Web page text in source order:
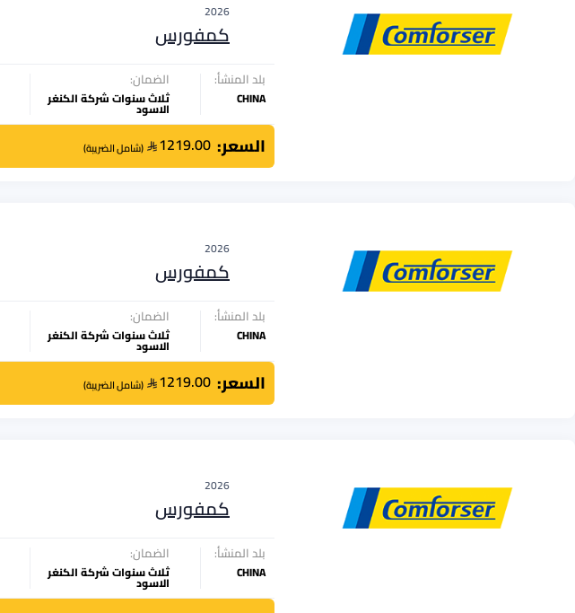
2026
كمفورس
بلد المنشأ:
CHINA
الضمان:
ثلاث سنوات شركة الكنغر
الاسود
السعر: 1219.00
(شامل الضريبة)
2026
كمفورس
بلد المنشأ:
CHINA
الضمان:
ثلاث سنوات شركة الكنغر
الاسود
السعر: 1219.00
(شامل الضريبة)
2026
كمفورس
بلد المنشأ:
CHINA
الضمان:
ثلاث سنوات شركة الكنغر
الاسود